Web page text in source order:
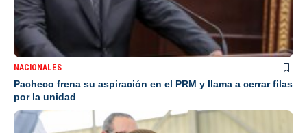
NACIONALES
Pacheco frena su aspiración en el PRM y llama a cerrar filas
por la unidad